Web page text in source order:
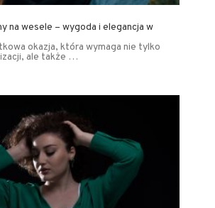
na wesele – wygoda i elegancja w
okazja, która wymaga nie tylko
ale także …